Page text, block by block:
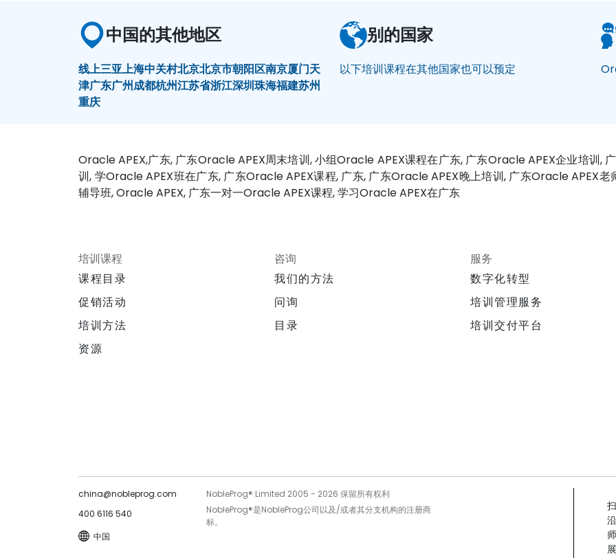
中国的其他地区
线上三亚上海中关村北京北京市朝阳区南京厦门天
津广东广州成都杭州江苏省浙江深圳珠海福建苏州
重庆
别的国家
以下培训课程在其他国家也可以预定
Oracle APEX,广东, 广东Oracle APEX周末培训, 小组Oracle APEX课程在广东, 广东Oracle APEX企业培训,
训, 学Oracle APEX班在广东, 广东Oracle APEX课程, 广东, 广东Oracle APEX晚上培训, 广东Oracle APEX
辅导班, Oracle APEX, 广东一对一Oracle APEX课程, 学习Oracle APEX在广东
培训课程
课程目录
促销活动
培训方法
资源
咨询
我们的方法
问询
目录
服务
数字化转型
培训管理服务
培训交付平台
china@nobleprog.com
400 6116 540
中国
NobleProg® Limited 2005 - 2026 保留所有权利
NobleProg®是NobleProg公司以及/或者其分支机构的注册商
标。